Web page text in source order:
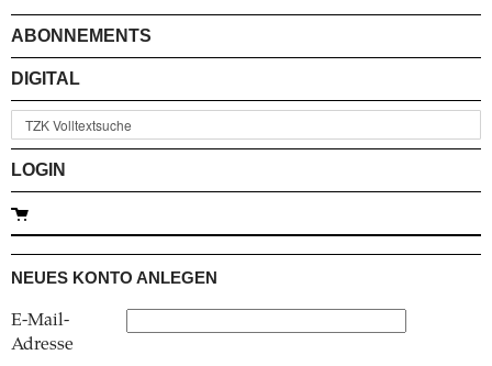
ABONNEMENTS
DIGITAL
LOGIN
NEUES KONTO ANLEGEN
E-Mail-
Adresse